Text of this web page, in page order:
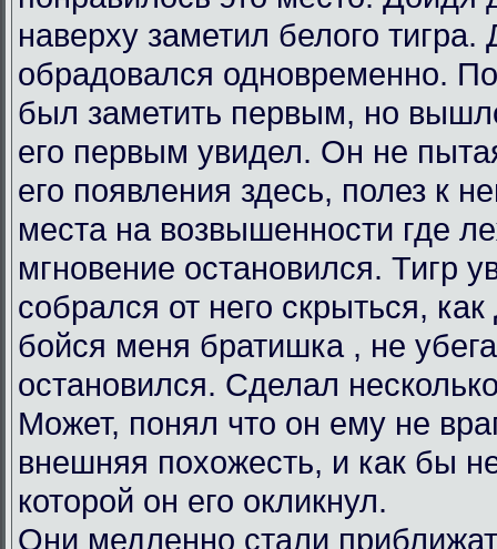
наверху заметил белого
обрадовался одновременно.
был заметить первым, но
его первым увидел. Он не
его появления здесь, полез к
места на возвышенности где
мгновение остановился. Тигр
собрался от него скрыться,
бойся меня братишка , не
остановился. Сделал
Может, понял что он ему не
внешняя похожесть, и как бы
которой он его окликнул.
Они медленно стали